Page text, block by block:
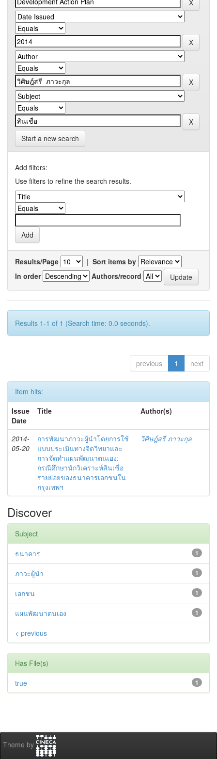
Start a new search
Add filters:
Use filters to refine the search results.
Results/Page | Sort items by
In order
Authors/record
Results 1-1 of 1 (Search time: 0.0 seconds).
previous 1 next
Item hits:
Issue
Date
Title Author(s)
2014-
05-20
การพัฒนาภาวะผู้นำโดยการใช้
แบบประเมินทางจิตวิทยาและ
การจัดทำแผนพัฒนาตนเอง:
กรณีศึกษานักวิเคราะห์สินเชื่อ
รายย่อยของธนาคารเอกชนใน
กรุงเทพฯ
วิศิษฎ์สรี ภาวะกุล
Discover
Subject
1
ธนาคาร
1
ภาวะผู้นำ
1
เอกชน
1
แผนพัฒนาตนเอง
< previous
Has File(s)
1
true
Theme by